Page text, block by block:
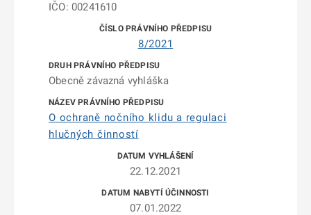
IČO: 00241610
8/2021
Obecně závazná vyhláška
O ochraně nočního klidu a regulaci
hlučných činností
22.12.2021
07.01.2022